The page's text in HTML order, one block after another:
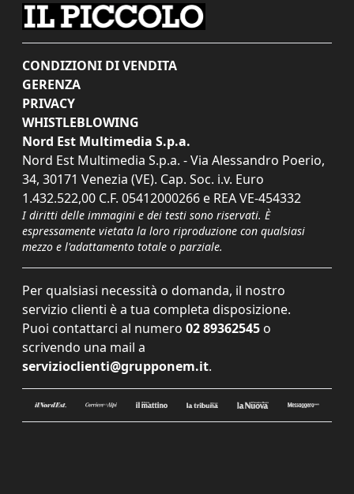
CONDIZIONI DI VENDITA
GERENZA
PRIVACY
WHISTLEBLOWING
Nord Est Multimedia S.p.a.
Nord Est Multimedia S.p.a. - Via Alessandro Poerio,
34, 30171 Venezia (VE). Cap. Soc. i.v. Euro
1.432.522,00 C.F. 05412000266 e REA VE-454332
I diritti delle immagini e dei testi sono riservati. È
espressamente vietata la loro riproduzione con qualsiasi
mezzo e l'adattamento totale o parziale.
Per qualsiasi necessità o domanda, il nostro
servizio clienti è a tua completa disposizione.
Puoi contattarci al numero 02 89362545 o
scrivendo una mail a
servizioclienti@grupponem.it.